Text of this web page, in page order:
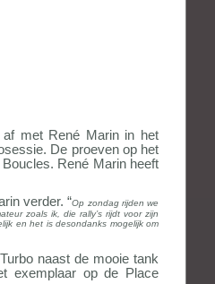
met René Marin in het
De proeven op het
René Marin heeft
verder. “Op zondag rijden we
zoals ik, die rally’s rijdt voor zijn
en het is desondanks mogelijk om
naast de mooie tank
exemplaar op de Place